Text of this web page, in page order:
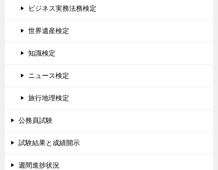
ビジネス実務法務検定
世界遺産検定
知識検定
ニュース検定
旅行地理検定
公務員試験
試験結果と成績開示
週間進捗状況